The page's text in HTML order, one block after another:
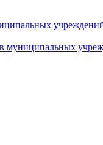
муниципальных